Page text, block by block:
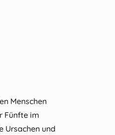
Menschen
Fünfte im
Ursachen und